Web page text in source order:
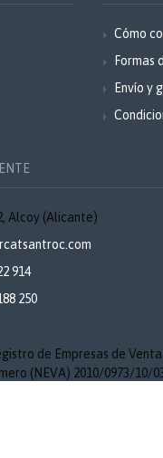
Cómo
Formas
Envío y
Alcoy (Alicante)
914
250
de Empresas de
(NEVA) 2010/0973/10/